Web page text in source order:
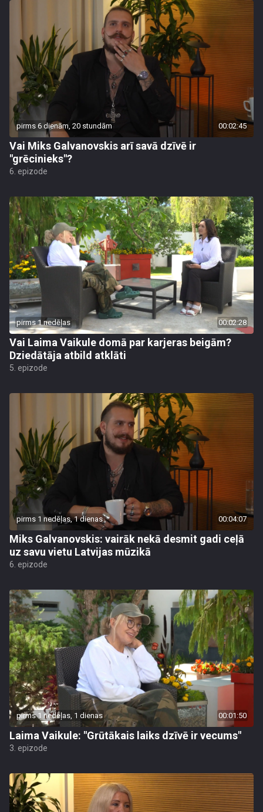
pirms 6 dienām, 20 stundām 00:02:45
Vai Miks Galvanovskis arī savā dzīvē ir
"grēcinieks"?
6. epizode
pirms 1 nedēļas 00:02:28
Vai Laima Vaikule domā par karjeras beigām?
Dziedātāja atbild atklāti
5. epizode
pirms 1 nedēļas, 1 dienas 00:04:07
Miks Galvanovskis: vairāk nekā desmit gadi ceļā
uz savu vietu Latvijas mūzikā
6. epizode
pirms 1 nedēļas, 1 dienas 00:01:50
Laima Vaikule: "Grūtākais laiks dzīvē ir vecums"
3. epizode